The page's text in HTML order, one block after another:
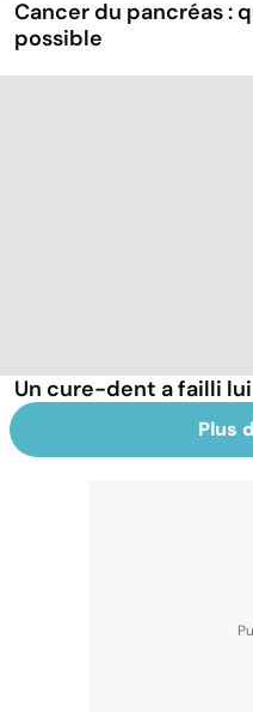
Cancer du pancréas :
possible
Un cure-dent a failli
Plus